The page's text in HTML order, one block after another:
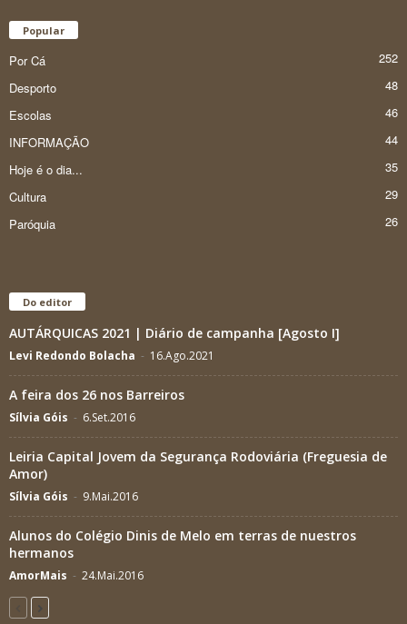
Popular
Por Cá
252
Desporto
48
Escolas
46
INFORMAÇÃO
44
Hoje é o dia...
35
Cultura
29
Paróquia
26
Do editor
AUTÁRQUICAS 2021 | Diário de campanha [Agosto I]
Levi Redondo Bolacha - 16.Ago.2021
A feira dos 26 nos Barreiros
Sílvia Góis - 6.Set.2016
Leiria Capital Jovem da Segurança Rodoviária (Freguesia de
Amor)
Sílvia Góis - 9.Mai.2016
Alunos do Colégio Dinis de Melo em terras de nuestros
hermanos
AmorMais - 24.Mai.2016